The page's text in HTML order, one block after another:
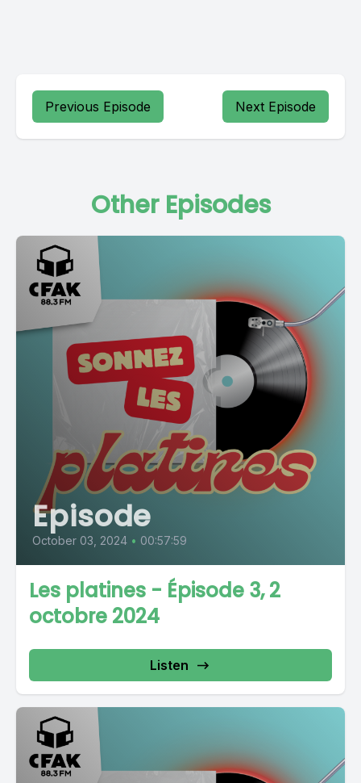
Previous Episode Next Episode
Other Episodes
Episode
October 03, 2024 • 00:57:59
Les platines - Épisode 3, 2
octobre 2024
Listen